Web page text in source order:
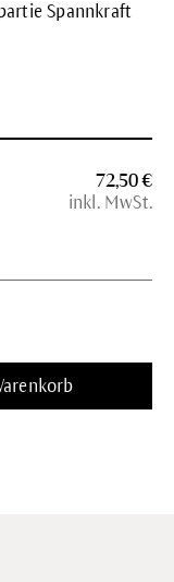
Spannkraft
72,50 €
inkl. MwSt.